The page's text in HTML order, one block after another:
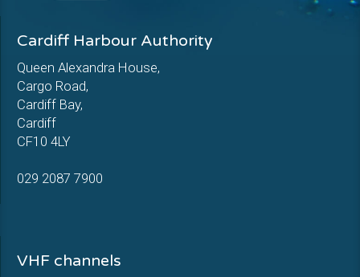
Cardiff Harbour Authority
Queen Alexandra House,
Cargo Road,
Cardiff Bay,
Cardiff
CF10 4LY
029 2087 7900
VHF channels